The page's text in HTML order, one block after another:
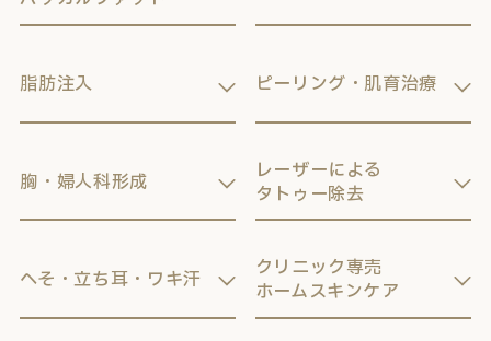
脂肪注入
胸・婦人科形成
へそ・立ち耳・ワキ汗
ピーリング・肌育治療
レーザーによる
タトゥー除去
クリニック専売
ホームスキンケア